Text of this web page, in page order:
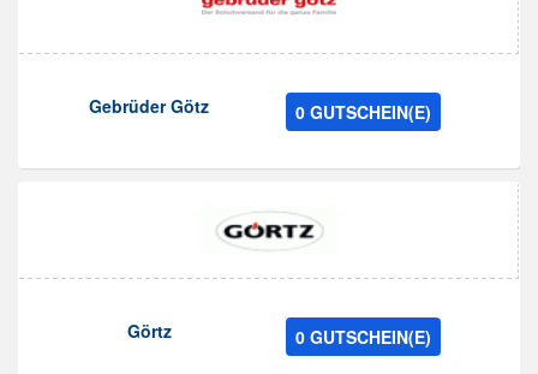
Gebrüder Götz 0 GUTSCHEIN(E)
Görtz 0 GUTSCHEIN(E)